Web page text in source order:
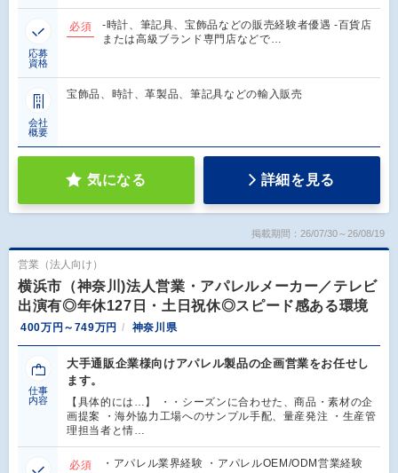
応募
資格
必須
-時計、筆記具、宝飾品などの販売経験者優遇 -百貨店
または高級ブランド専門店などで…
会社
概要
宝飾品、時計、革製品、筆記具などの輸入販売
気になる 詳細を見る
掲載期間：26/07/30～26/08/19
営業（法人向け）
横浜市（神奈川)法人営業・アパレルメーカー／テレビ
出演有◎年休127日・土日祝休◎スピード感ある環境
400万円～749万円 神奈川県
仕事
内容
大手通販企業様向けアパレル製品の企画営業をお任せし
ます。
【具体的には…】 ・・シーズンに合わせた、商品・素材の企
画提案 ・海外協力工場へのサンプル手配、量産発注 ・生産管
理担当者と情…
必須
・アパレル業界経験 ・アパレルOEM/ODM営業経験